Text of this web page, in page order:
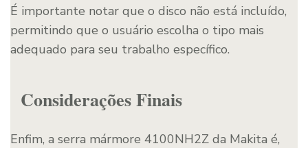
É importante notar que o disco não está incluído,
permitindo que o usuário escolha o tipo mais
adequado para seu trabalho específico.
Considerações Finais
Enfim, a serra mármore 4100NH2Z da Makita é,